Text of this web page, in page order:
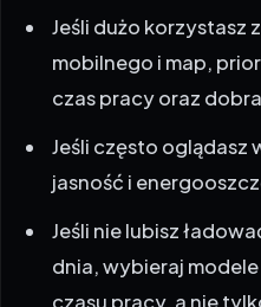
Jeśli dużo korzystasz
mobilnego i map,
czas pracy oraz
Jeśli często oglądasz
jasność i
Jeśli nie lubisz
dnia, wybieraj
czasu pracy, a nie